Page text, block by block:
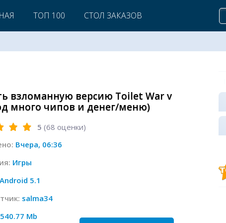
ТОП 100 СТОЛ ЗАКАЗОВ
взломанную версию Toilet War v
много чипов и денег/меню)
5 (68 оценки)
Вчера, 06:36
Игры
Android 5.1
salma34
540.77 Mb